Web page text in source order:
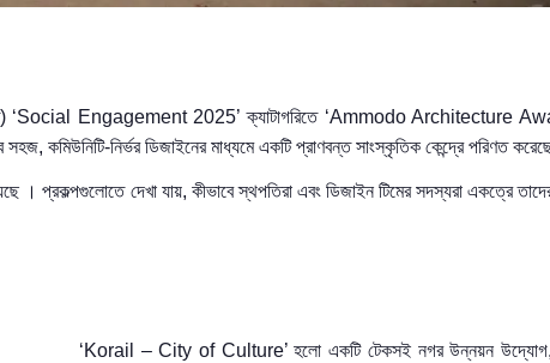
‘Social Engagement 2025’ক্যাটাগরিতে ‘Ammodo Architecture
সহজ, কমিউনিটি-নির্ভরডিজাইনেরমাধ্যমে একটি প্রাণবন্ত সাংস্কৃতিক কেন্দ্রেপরিণত
। প্রকল্পগুলোতে দেখা যায়, কীভাবে স্থপতিরা এবং ডিজাইন টিমের সদস্যরা একত্রে
‘Korail – City of Culture’হলো একটি টেকসই নগর উন্নয়ন উদ্যোগ,